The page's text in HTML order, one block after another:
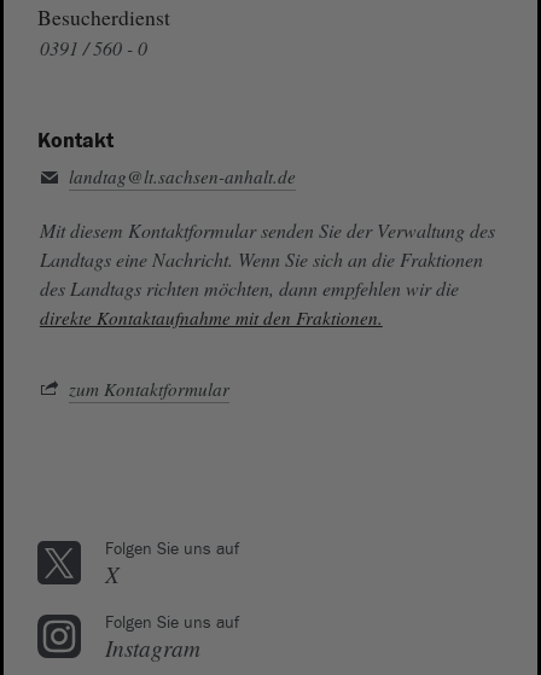
Besucherdienst
0391 / 560 - 0
Kontakt
landtag@lt.sachsen-anhalt.de
Mit diesem Kontaktformular senden Sie der Verwaltung des
Landtags eine Nachricht. Wenn Sie sich an die Fraktionen
des Landtags richten möchten, dann empfehlen wir die
direkte Kontaktaufnahme mit den Fraktionen.
zum Kontaktformular
Folgen Sie uns auf
X
Folgen Sie uns auf
Instagram